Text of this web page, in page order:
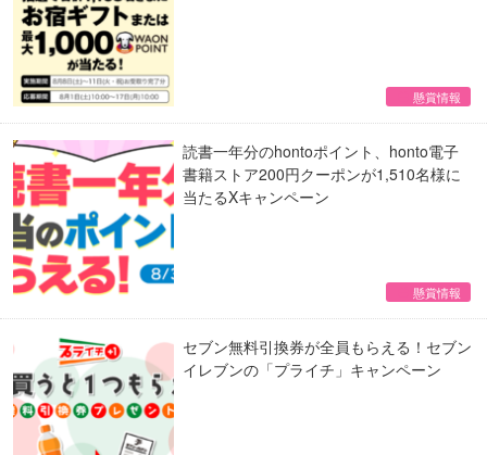
懸賞情報
読書一年分のhontoポイント、honto電子
書籍ストア200円クーポンが1,510名様に
当たるXキャンペーン
懸賞情報
セブン無料引換券が全員もらえる！セブン
イレブンの「プライチ」キャンペーン